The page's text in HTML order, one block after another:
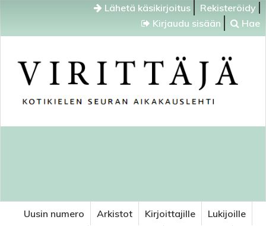
Lähetä käsikirjoitus
Rekisteröidy
Kirjaudu sisään
Hae
Uusin numero Arkistot Kirjoittajille
Lukijoille